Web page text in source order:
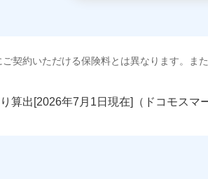
契約いただける保険料とは異なります。
算出[ 年 月 日現在]（ドコモスマ